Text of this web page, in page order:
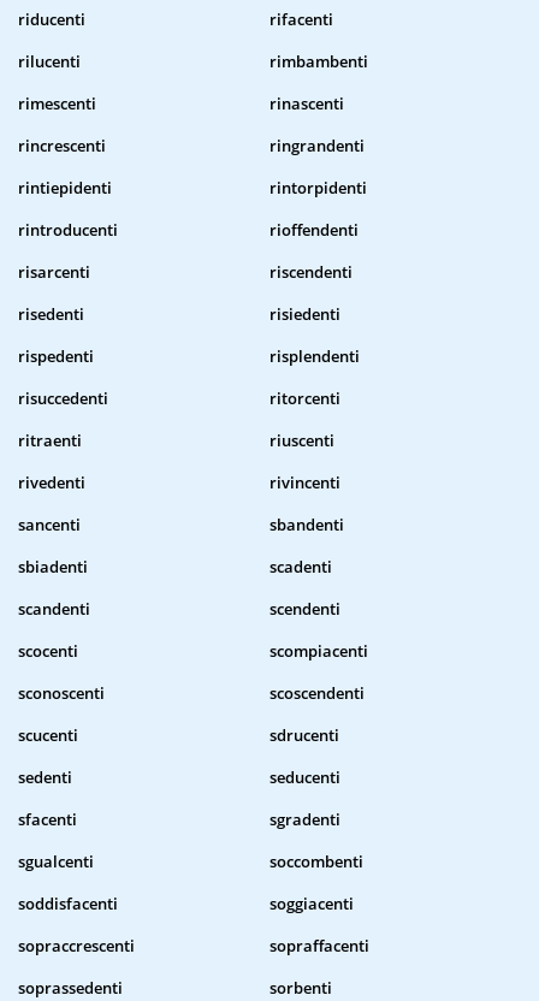
riducenti
rifacenti
rilucenti
rimbambenti
rimescenti
rinascenti
rincrescenti
ringrandenti
rintiepidenti
rintorpidenti
rintroducenti
rioffendenti
risarcenti
riscendenti
risedenti
risiedenti
rispedenti
risplendenti
risuccedenti
ritorcenti
ritraenti
riuscenti
rivedenti
rivincenti
sancenti
sbandenti
sbiadenti
scadenti
scandenti
scendenti
scocenti
scompiacenti
sconoscenti
scoscendenti
scucenti
sdrucenti
sedenti
seducenti
sfacenti
sgradenti
sgualcenti
soccombenti
soddisfacenti
soggiacenti
sopraccrescenti
sopraffacenti
soprassedenti
sorbenti